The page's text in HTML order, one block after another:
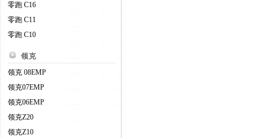
零跑 C16
零跑 C11
零跑 C10
领克
领克 08EMP
领克07EMP
领克06EMP
领克Z20
领克Z10